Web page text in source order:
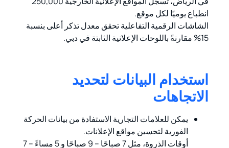
انطباع يوميًا لكل موقع.
الشاشات الرقمية التفاعلية تحقق معدل تذكر أعلى بنسبة
15% مقارنةً باللوحات الإعلانية الثابتة في دبي.
استخدام البيانات لتحديد
الاتجاهات
يمكن للعلامات التجارية الاستفادة من بيانات الحركة
الفورية لتحسين مواقع الإعلانات.
أوقات الذروة، مثل 7 صباحًا – 9 صباحًا و 5 مساءً – 7